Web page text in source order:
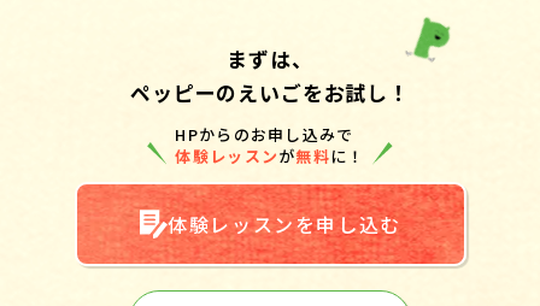
まずは、
ペッピーのえいごをお試し！
HPからのお申し込みで
体験レッスンが無料に！
体験レッスンを申し込む